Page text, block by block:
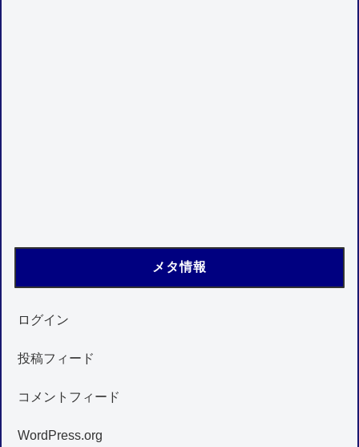
メタ情報
ログイン
投稿フィード
コメントフィード
WordPress.org